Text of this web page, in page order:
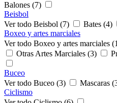
Balones (7)
Beisbol
Ver todo Beisbol (7)
Bates (4)
Boxeo y artes marciales
Ver todo Boxeo y artes marciales
Otras Artes Marciales (3)
Buceo
Ver todo Buceo (3)
Mascaras
Ciclismo